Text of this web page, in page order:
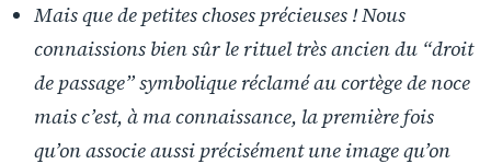
Mais que de petites choses précieuses ! Nous
connaissions bien sûr le rituel très ancien du “droit
de passage” symbolique réclamé au cortège de noce
mais c’est, à ma connaissance, la première fois
qu’on associe aussi précisément une image qu’on